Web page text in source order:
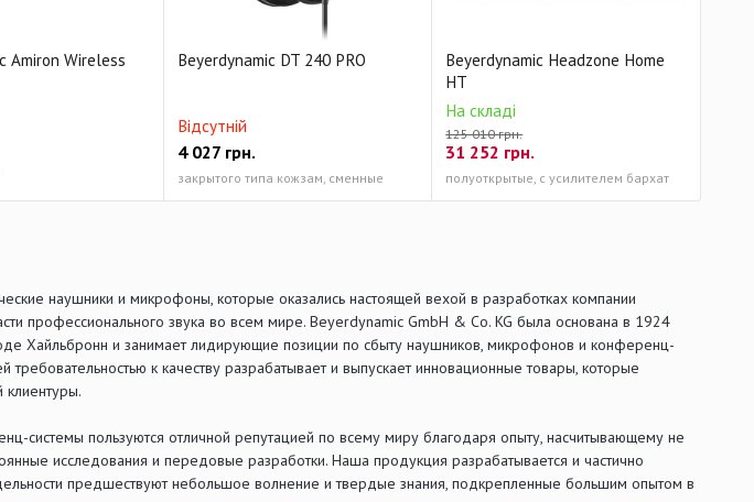
Amiron Wireless Beyerdynamic DT 240 PRO
Відсутній
4 027грн.
закрытого типа кожзам, сменные
Beyerdynamic Headzone Home
HT
На складі
125 010 грн.
31 252 грн.
полуоткрытые, с усилителем бархат
наушники и микрофоны, которые оказались настоящей вехой в разработках компании
профессионального звука во всем мире. Beyerdynamic GmbH & Co. KG была основана в 1924
Хайльбронн и занимает лидирующие позиции по сбыту наушников, микрофонов и конференц-
к качеству разрабатывает и выпускает инновационные товары, которые
системы пользуются отличной репутацией по всему миру благодаря опыту, насчитывающему не
исследования и передовые разработки. Наша продукция разрабатывается и частично
предшествуют небольшое волнение и твердые знания, подкрепленные большим опытом в